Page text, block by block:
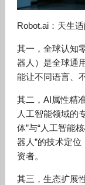
Robot.ai：天生
其一，全球认知
器人）是全球通
能让不同语言、
其二，AI属性精
人工智能领域的
体”与“人工智能
器人”的技术定
资者。
其三，生态扩展